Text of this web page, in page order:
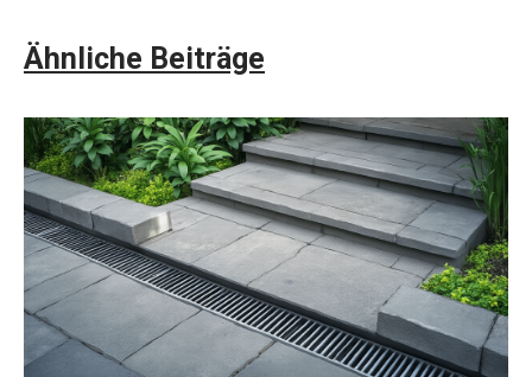
Ähnliche Beiträge